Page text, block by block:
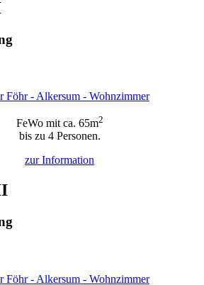
FeWo mit ca. 65m2
bis zu 4 Personen.
zurInformation